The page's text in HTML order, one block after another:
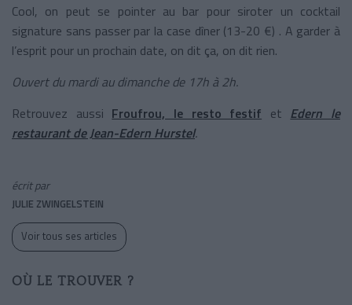
Cool, on peut se pointer au bar pour siroter un cocktail
signature sans passer par la case dîner (13-20 €) . A garder à
l’esprit pour un prochain date, on dit ça, on dit rien.
Ouvert du mardi au dimanche de 17h à 2h.
Retrouvez aussi Froufrou, le resto festif et Edern le
restaurant de Jean-Edern Hurstel.
écrit par
JULIE ZWINGELSTEIN
Voir tous ses articles
OÙ LE TROUVER ?